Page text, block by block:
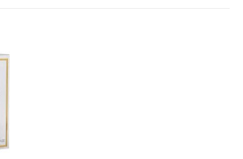
Iniciar Sesión